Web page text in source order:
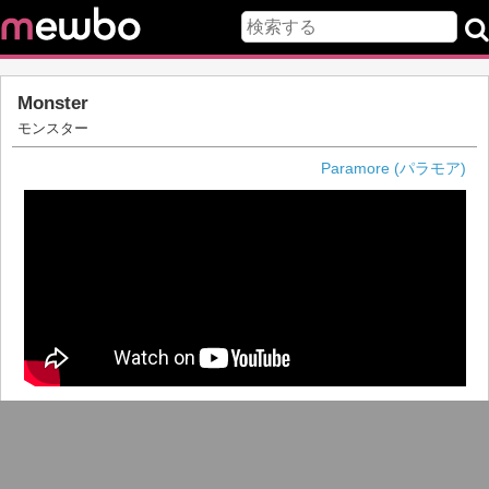
Monster
モンスター
Paramore (パラモア)